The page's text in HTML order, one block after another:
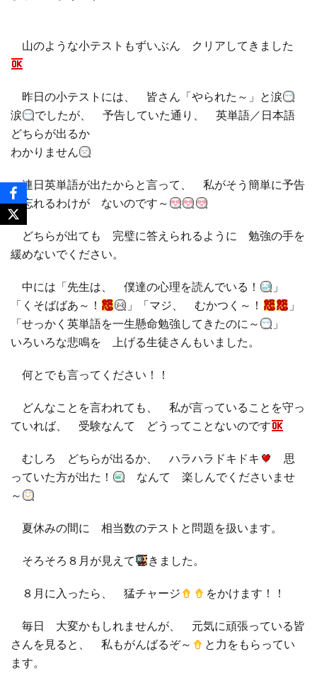
山のような小テストもずいぶん クリアしてきました
昨日の小テストには、 皆さん「やられた～」と涙
涙
でしたが、 予告していた通り、 英単語／日本語
どちらが出るか
わかりません
連日英単語が出たからと言って、 私がそう簡単に予告
を忘れるわけが ないのです～
どちらが出ても 完璧に答えられるように 勉強の手を
緩めないでください。
中には「先生は、 僕達の心理を読んでいる！
」
「くそばばあ～！
」「マジ、 むかつく～！
」
「せっかく英単語を一生懸命勉強してきたのに～
」
いろいろな悲鳴を 上げる生徒さんもいました。
何とでも言ってください！！
どんなことを言われても、 私が言っていることを守っ
ていれば、 受験なんて どうってことないのです
むしろ どちらが出るか、 ハラハラドキドキ
思
っていた方が出た！
なんて 楽しんでくださいませ
～
夏休みの間に 相当数のテストと問題を扱います。
そろそろ８月が見えて きました。
８月に入ったら、 猛チャージ をかけます！！
毎日 大変かもしれませんが、 元気に頑張っている皆
さんを見ると、 私もがんばるぞ～
と力をもらってい
ます。